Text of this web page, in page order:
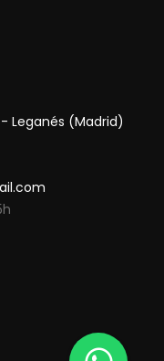
Leganés (Madrid)